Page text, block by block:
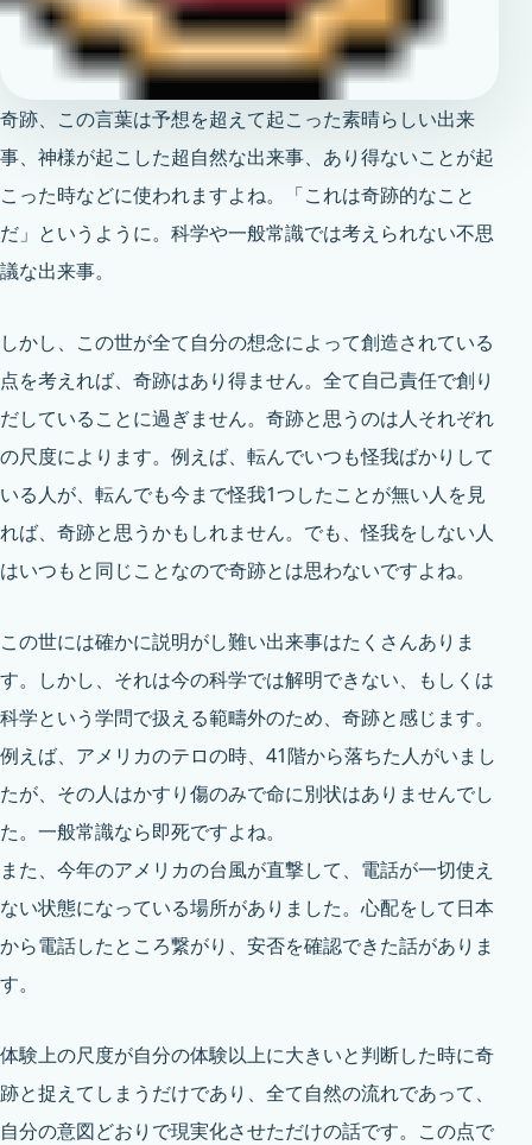
奇跡、この言葉は予想を超えて起こった素晴らしい出来
事、神様が起こした超自然な出来事、あり得ないことが起
こった時などに使われますよね。「これは奇跡的なこと
だ」というように。科学や一般常識では考えられない不思
議な出来事。
しかし、この世が全て自分の想念によって創造されている
点を考えれば、奇跡はあり得ません。全て自己責任で創り
だしていることに過ぎません。奇跡と思うのは人それぞれ
の尺度によります。例えば、転んでいつも怪我ばかりして
いる人が、転んでも今まで怪我1つしたことが無い人を見
れば、奇跡と思うかもしれません。でも、怪我をしない人
はいつもと同じことなので奇跡とは思わないですよね。
この世には確かに説明がし難い出来事はたくさんありま
す。しかし、それは今の科学では解明できない、もしくは
科学という学問で扱える範疇外のため、奇跡と感じます。
例えば、アメリカのテロの時、41階から落ちた人がいまし
たが、その人はかすり傷のみで命に別状はありませんでし
た。一般常識なら即死ですよね。
また、今年のアメリカの台風が直撃して、電話が一切使え
ない状態になっている場所がありました。心配をして日本
から電話したところ繋がり、安否を確認できた話がありま
す。
体験上の尺度が自分の体験以上に大きいと判断した時に奇
跡と捉えてしまうだけであり、全て自然の流れであって、
自分の意図どおりで現実化させただけの話です。この点で